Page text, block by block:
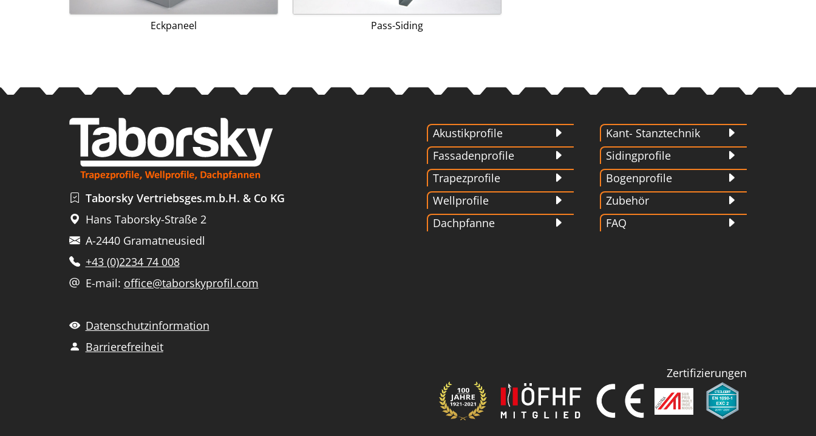
Eckpaneel Pass-Siding
Taborsky Vertriebsges.m.b.H. & Co KG
Hans Taborsky-Straße 2
A-2440 Gramatneusiedl
+43 (0)2234 74 008
E-mail: office@taborskyprofil.com
Datenschutzinformation
Barrierefreiheit
Akustikprofile
Fassadenprofile
Trapezprofile
Wellprofile
Dachpfanne
Kant- Stanztechnik
Sidingprofile
Bogenprofile
Zubehör
FAQ
Zertifizierungen